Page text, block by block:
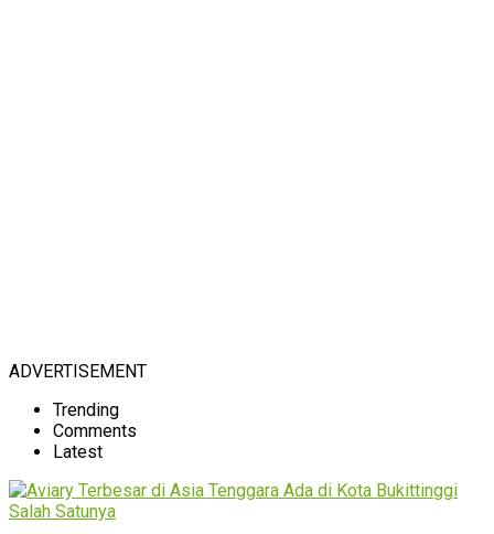
ADVERTISEMENT
Trending
Comments
Latest